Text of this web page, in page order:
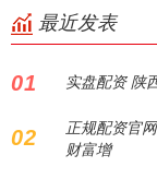
最近发表
01 实盘配资 陕
02
正规配资官
财富增